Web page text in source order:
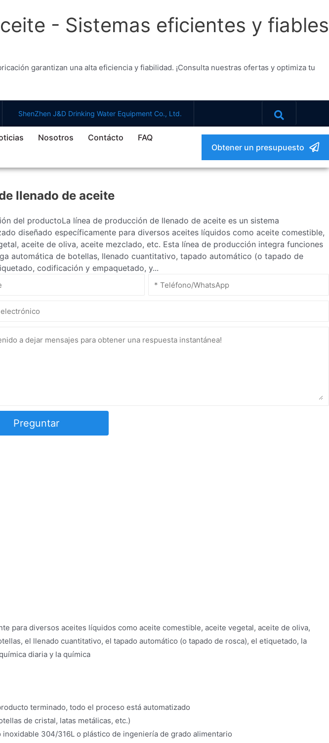
- Sistemas eficientes y fiables
garantizan una alta eficiencia y fiabilidad. ¡Consulta nuestras ofertas y optimiza tu
ShenZhen J&D Drinking Water Equipment Co., Ltd.
Nosotros Contácto FAQ
Obtener un presupuesto
llenado de aceite
del productoLa línea de producción de llenado de aceite es un sistema
diseñado específicamente para diversos aceites líquidos como aceite comestible,
aceite de oliva, aceite mezclado, etc. Esta línea de producción integra funciones
automática de botellas, llenado cuantitativo, tapado automático (o tapado de
codificación y empaquetado, y...
Preguntar
para diversos aceites líquidos como aceite comestible, aceite vegetal, aceite de oliva,
el llenado cuantitativo, el tapado automático (o tapado de rosca), el etiquetado, la
diaria y la química
terminado, todo el proceso está automatizado
de cristal, latas metálicas, etc.)
304/316L o plástico de ingeniería de grado alimentario